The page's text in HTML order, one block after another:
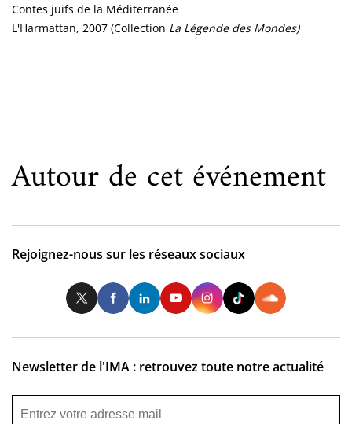
Contes juifs de la Méditerranée
L'Harmattan, 2007 (Collection La Légende des Mondes)
Autour de cet événement
Rejoignez-nous sur les réseaux sociaux
TwitterFacebookLinkedInYoutubeInstagram
Newsletter de l'IMA : retrouvez toute notre actualité